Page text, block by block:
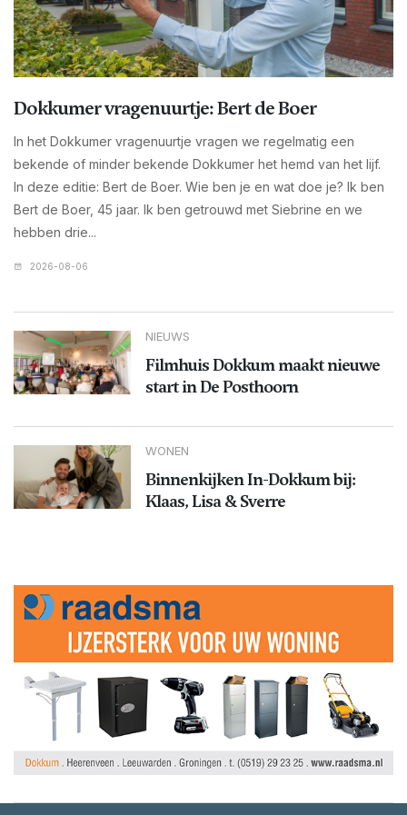
Dokkumer vragenuurtje: Bert de Boer
In het Dokkumer vragenuurtje vragen we regelmatig een
bekende of minder bekende Dokkumer het hemd van het lijf.
In deze editie: Bert de Boer. Wie ben je en wat doe je? Ik ben
Bert de Boer, 45 jaar. Ik ben getrouwd met Siebrine en we
hebben drie...
2026-08-06
NIEUWS
Filmhuis Dokkum maakt nieuwe
start in De Posthoorn
WONEN
Binnenkijken In-Dokkum bij:
Klaas, Lisa & Sverre